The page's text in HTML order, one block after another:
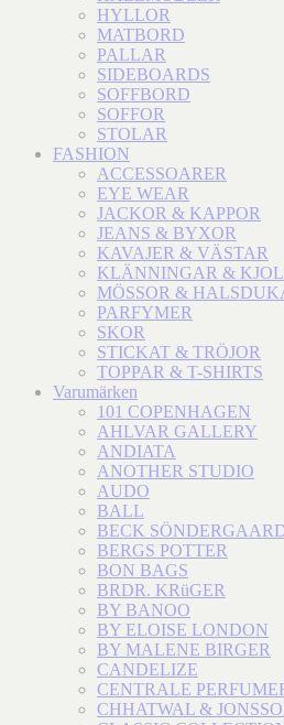
HYLLOR
MATBORD
PALLAR
SIDEBOARDS
SOFFBORD
SOFFOR
STOLAR
FASHION
ACCESSOARER
EYE WEAR
JACKOR & KAPPOR
JEANS & BYXOR
KAVAJER & VÄSTAR
KLÄNNINGAR &
MÖSSOR &
PARFYMER
SKOR
STICKAT & TRÖJOR
TOPPAR & T-SHIRTS
Varumärken
101 COPENHAGEN
AHLVAR GALLERY
ANDIATA
ANOTHER STUDIO
AUDO
BALL
BECK
BERGS POTTER
BON BAGS
BRDR. KRüGER
BY BANOO
BY ELOISE LONDON
BY MALENE BIRGER
CANDELIZE
CENTRALE
CHHATWAL &